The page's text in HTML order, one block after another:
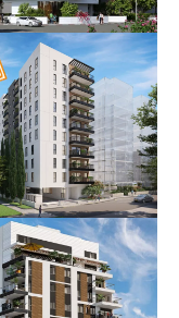
זכרון משה 8
אוכלס
הרב בלוי 1